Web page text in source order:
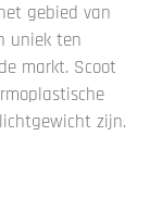
gebied van
uniek ten
markt. Scoot
zijn.